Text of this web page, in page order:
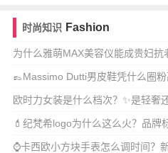
时尚知识 Fashion
为什么雅萌MAX美容仪能成贵妇抗
吗？🔥
👞Massimo Dutti男皮鞋凭什么圈
魂单
欧时力女装是什么档次？✨是轻奢
感？
💄纪梵希logo为什么这么火？品牌
⌚卡西欧小方块手表怎么调时间？